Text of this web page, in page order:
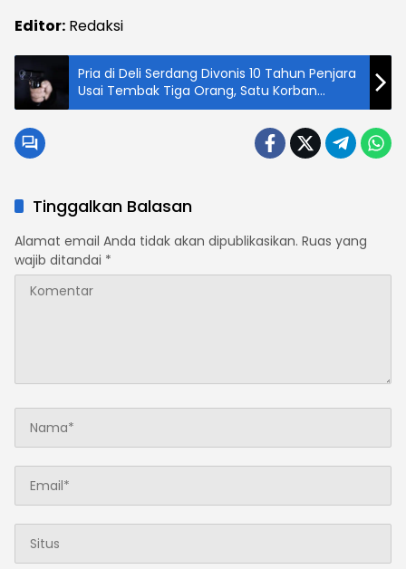
Editor: Redaksi
Pria di Deli Serdang Divonis 10 Tahun Penjara
Usai Tembak Tiga Orang, Satu Korban
Meninggal Dunia
Tinggalkan Balasan
Alamat email Anda tidak akan dipublikasikan. Ruas yang
wajib ditandai *